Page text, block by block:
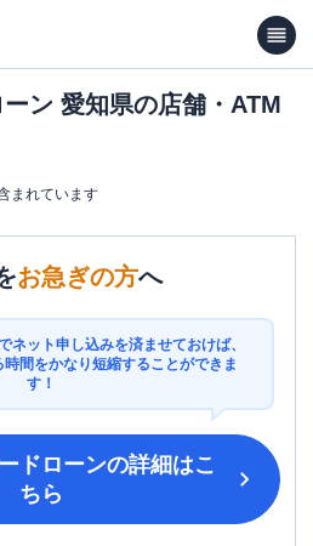
ン 愛知県の店舗・ATM
まれています
お急ぎの方へ
ネット申し込みを済ませておけば、
間をかなり短縮することができま
す！
ドローンの詳細はこ
ちら